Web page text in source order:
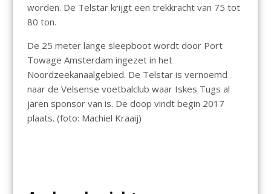
worden. De Telstar krijgt een trekkracht van 75 tot
80 ton.
De 25 meter lange sleepboot wordt door Port
Towage Amsterdam ingezet in het
Noordzeekanaalgebied. De Telstar is vernoemd
naar de Velsense voetbalclub waar Iskes Tugs al
jaren sponsor van is. De doop vindt begin 2017
plaats. (foto: Machiel Kraaij)